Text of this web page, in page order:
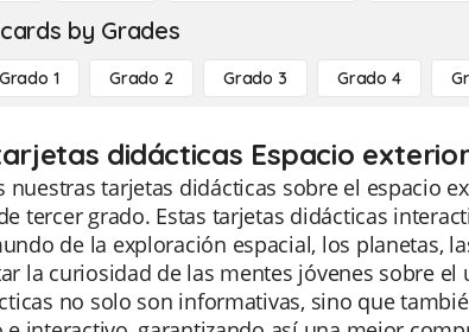
by Grades
Grado 1 Grado 2 Grado 3 Grado 4
didácticas Espacio
nuestras tarjetas didácticas sobre el espacio
tercer grado. Estas tarjetas didácticas
de la exploración espacial, los planetas,
la curiosidad de las mentes jóvenes sobre
no solo son informativas, sino que